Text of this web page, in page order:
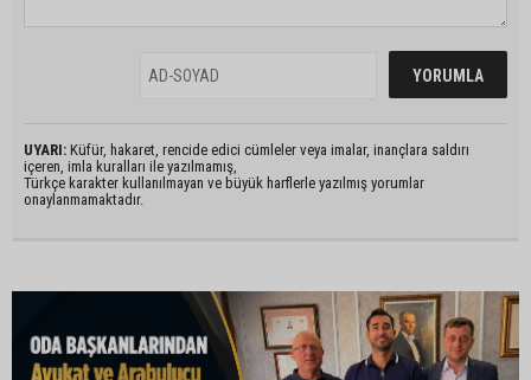
UYARI: Küfür, hakaret, rencide edici cümleler veya imalar, inançlara saldırı
içeren, imla kuralları ile yazılmamış,
Türkçe karakter kullanılmayan ve büyük harflerle yazılmış yorumlar
onaylanmamaktadır.